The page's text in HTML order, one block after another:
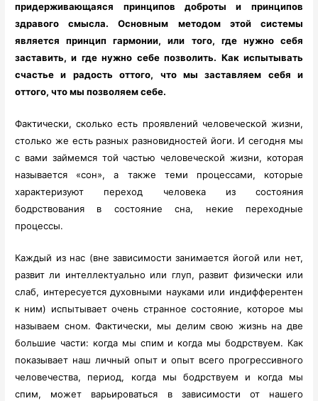
придерживающаяся принципов доброты и принципов
здравого смысла. Основным методом этой системы
является принцип гармонии, или того, где нужно себя
заставить, и где нужно себе позволить. Как испытывать
счастье и радость оттого, что мы заставляем себя и
оттого, что мы позволяем себе.
Фактически, сколько есть проявлений человеческой жизни,
столько же есть разных разновидностей йоги. И сегодня мы
с вами займемся той частью человеческой жизни, которая
называется «сон», а также теми процессами, которые
характеризуют переход человека из состояния
бодрствования в состояние сна, некие переходные
процессы.
Каждый из нас (вне зависимости занимается йогой или нет,
развит ли интеллектуально или глуп, развит физически или
слаб, интересуется духовными науками или индифферентен
к ним) испытывает очень странное состояние, которое мы
называем сном. Фактически, мы делим свою жизнь на две
большие части: когда мы спим и когда мы бодрствуем. Как
показывает наш личный опыт и опыт всего прогрессивного
человечества, период, когда мы бодрствуем и когда мы
спим, может варьироваться в зависимости от нашего